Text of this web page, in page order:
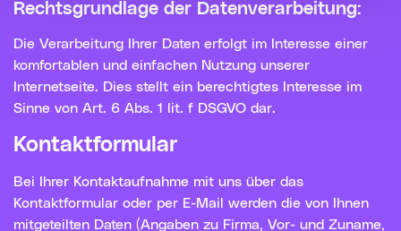
Rechtsgrundlage der Datenverarbeitung:
Die Verarbeitung Ihrer Daten erfolgt im Interesse einer
komfortablen und einfachen Nutzung unserer
Internetseite. Dies stellt ein berechtigtes Interesse im
Sinne von Art. 6 Abs. 1 lit. f DSGVO dar.
Kontaktformular
Bei Ihrer Kontaktaufnahme mit uns über das
Kontaktformular oder per E-Mail werden die von Ihnen
mitgeteilten Daten (Angaben zu Firma, Vor- und Zuname,